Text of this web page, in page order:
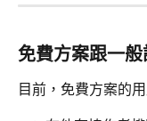
免費方案跟一
目前，免費方案的